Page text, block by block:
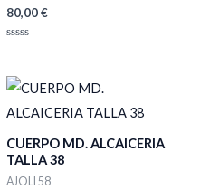
80,00€
de
5
CUERPO MD. ALCAICERIA
TALLA 38
AJOLI 58